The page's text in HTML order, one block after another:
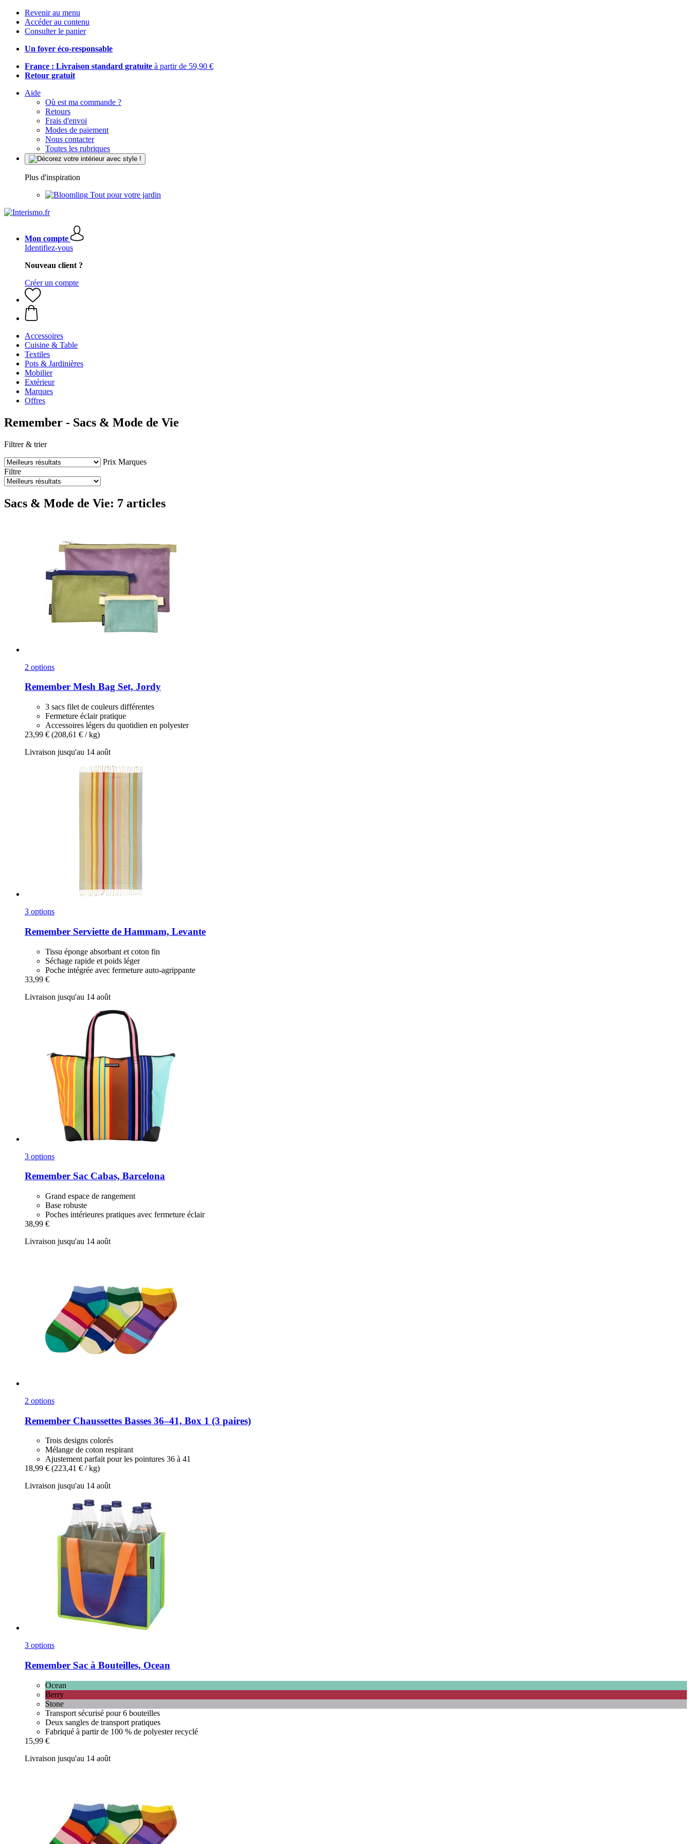
Revenir au menu
Accéder au contenu
Consulter le panier
Un foyer éco-responsable
France : Livraison standard gratuite à partir de 59,90 €
Retour gratuit
Aide
Où est ma commande ?
Retours
Frais d'envoi
Modes de paiement
Nous contacter
Toutes les rubriques
Plus d'inspiration
Tout pour votre jardin
Mon compte
Identifiez-vous
Nouveau client ?
Créer un compte
Accessoires
Cuisine & Table
Textiles
Pots & Jardinières
Mobilier
Extérieur
Marques
Offres
Remember - Sacs & Mode de Vie
Filtrer & trier
Prix Marques
Filtre
Sacs & Mode de Vie: 7 articles
2 options
Remember Mesh Bag Set, Jordy
3 sacs filet de couleurs différentes
Fermeture éclair pratique
Accessoires légers du quotidien en polyester
23,99 € (208,61 € / kg)
Livraison jusqu'au 14 août
3 options
Remember Serviette de Hammam, Levante
Tissu éponge absorbant et coton fin
Séchage rapide et poids léger
Poche intégrée avec fermeture auto-agrippante
33,99 €
Livraison jusqu'au 14 août
3 options
Remember Sac Cabas, Barcelona
Grand espace de rangement
Base robuste
Poches intérieures pratiques avec fermeture éclair
38,99 €
Livraison jusqu'au 14 août
2 options
Remember Chaussettes Basses 36–41, Box 1 (3 paires)
Trois designs colorés
Mélange de coton respirant
Ajustement parfait pour les pointures 36 à 41
18,99 € (223,41 € / kg)
Livraison jusqu'au 14 août
3 options
Remember Sac à Bouteilles, Ocean
Ocean
Berry
Stone
Transport sécurisé pour 6 bouteilles
Deux sangles de transport pratiques
Fabriqué à partir de 100 % de polyester recyclé
15,99 €
Livraison jusqu'au 14 août